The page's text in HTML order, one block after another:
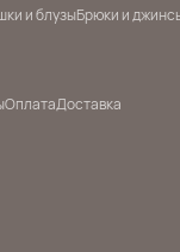
и блузыБрюки и
ОплатаДоставка